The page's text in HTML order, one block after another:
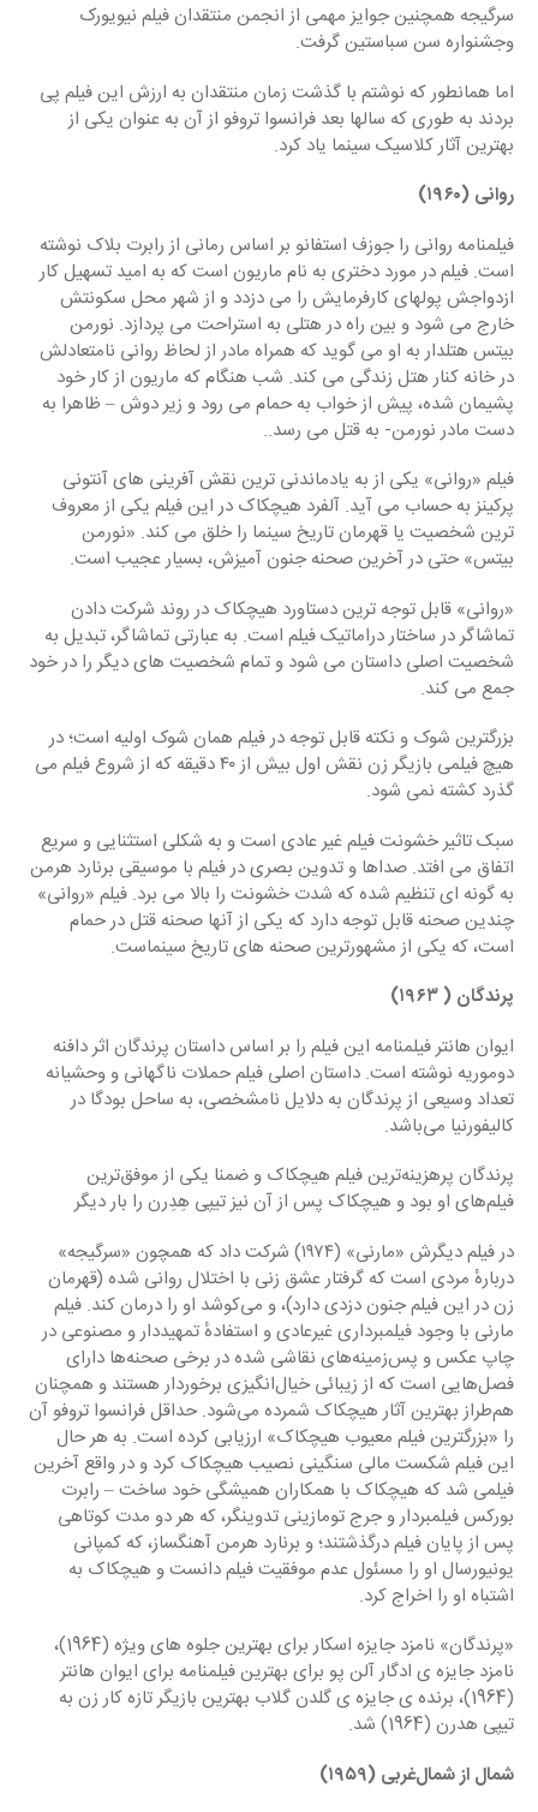
سرگیجه همچنین جوایز مهمی از انجمن منتقدان فیلم نیویورک
وجشنواره سن سباستین گرفت.
اما همانطور که نوشتم با گذشت زمان منتقدان به ارزش این فیلم پی
بردند به طوری که سالها بعد فرانسوا تروفو از آن به عنوان یکی از
بهترین آثار کلاسیک سینما یاد کرد.
روانی (۱۹۶۰)
فیلمنامه روانی را جوزف استفانو بر اساس رمانی از رابرت بلاک نوشته
است. فیلم در مورد دختری به نام ماریون است که به امید تسهیل کار
ازدواجش پولهای کارفرمایش را می دزدد و از شهر محل سکونتش
خارج می شود و بین راه در هتلی به استراحت می پردازد. نورمن
بیتس هتلدار به او می گوید که همراه مادر از لحاظ روانی نامتعادلش
در خانه کنار هتل زندگی می کند. شب هنگام که ماریون از کار خود
پشیمان شده، پیش از خواب به حمام می رود و زیر دوش – ظاهرا به
دست مادر نورمن- به قتل می رسد..
فیلم «روانی» یکی از به یادماندنی ترین نقش آفرینی های آنتونی
پرکینز به حساب می آید. آلفرد هیچکاک در این فیلم یکی از معروف
ترین شخصیت یا قهرمان تاریخ سینما را خلق می کند. «نورمن
بیتس» حتی در آخرین صحنه جنون آمیزش، بسیار عجیب است.
«روانی» قابل توجه ترین دستاورد هیچکاک در روند شرکت دادن
تماشاگر در ساختار دراماتیک فیلم است. به عبارتی تماشاگر، تبدیل به
شخصیت اصلی داستان می شود و تمام شخصیت های دیگر را در خود
جمع می کند.
بزرگترین شوک و نکته قابل توجه در فیلم همان شوک اولیه است؛ در
هیچ فیلمی بازیگر زن نقش اول بیش از ۴۰ دقیقه که از شروع فیلم می
گذرد کشته نمی شود.
سبک تاثیر خشونت فیلم غیر عادی است و به شکلی استثنایی و سریع
اتفاق می افتد. صداها و تدوین بصری در فیلم با موسیقی برنارد هرمن
به گونه ای تنظیم شده که شدت خشونت را بالا می برد. فیلم «روانی»
چندین صحنه قابل توجه دارد که یکی از آنها صحنه قتل در حمام
است، که یکی از مشهورترین صحنه های تاریخ سینماست.
پرندگان ( ۱۹۶۳)
ایوان هانتر فیلمنامه این فیلم را بر اساس داستان پرندگان اثر دافنه
دوموریه نوشته است. داستان اصلی فیلم حملات ناگهانی و وحشیانه
تعداد وسیعی از پرندگان به دلایل نامشخصی، به ساحل بودگا در
کالیفورنیا می‌باشد.
پرندگان پرهزینه‌ترین فیلم هیچکاک و ضمنا یکی از موفق‌ترین
فیلم‌های او بود و هیچکاک پس از آن نیز تیپی هِدِرن را بار دیگر
در فیلم دیگرش «مارنی» (۱۹۷۴) شرکت داد که همچون «سرگیجه»
دربارهٔ مردی است که گرفتار عشق زنی با اختلال روانی شده (قهرمان
مارنی با وجود فیلمبرداری غیرعادی و استفادهٔ تمهیددار و مصنوعی در
چاپ عکس و پس‌زمینه‌های نقاشی شده در برخی صحنه‌ها دارای
فصل‌هایی است که از زیبائی خیال‌انگیزی برخوردار هستند و همچنان
هم‌طراز بهترین آثار هیچکاک شمرده می‌شود. حداقل فرانسوا تروفو آن
را «بزرگترین فیلم معیوب هیچکاک» ارزیابی کرده است. به هر حال
این فیلم شکست مالی سنگینی نصیب هیچکاک کرد و در واقع آخرین
فیلمی شد که هیچکاک با همکاران همیشگی خود ساخت – رابرت
بورکس فیلمبردار و جرج تومازینی تدوینگر، که هر دو مدت کوتاهی
پس از پایان فیلم درگذشتند؛ و برنارد هرمن آهنگساز، که کمپانی
یونیورسال او را مسئول عدم موفقیت فیلم دانست و هیچکاک به
اشتباه او را اخراج کرد.
«پرندگان» نامزد جایزه اسکار برای بهترین جلوه های ویژه (1964)،
نامزد جایزه ی ادگار آلن پو برای بهترین فیلمنامه برای ایوان هانتر
(1964)، برنده ی جایزه ی گلدن گلاب بهترین بازیگر تازه کار زن به
تیپی هدرن (1964) شد.
شمال از شمال‌غربی (۱۹۵۹)